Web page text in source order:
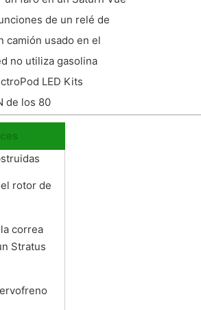
de un relé de
?
camión usado en el
no utiliza gasolina
rendimiento del coche
LED Kits
de los 80
rotor de
correa
Stratus